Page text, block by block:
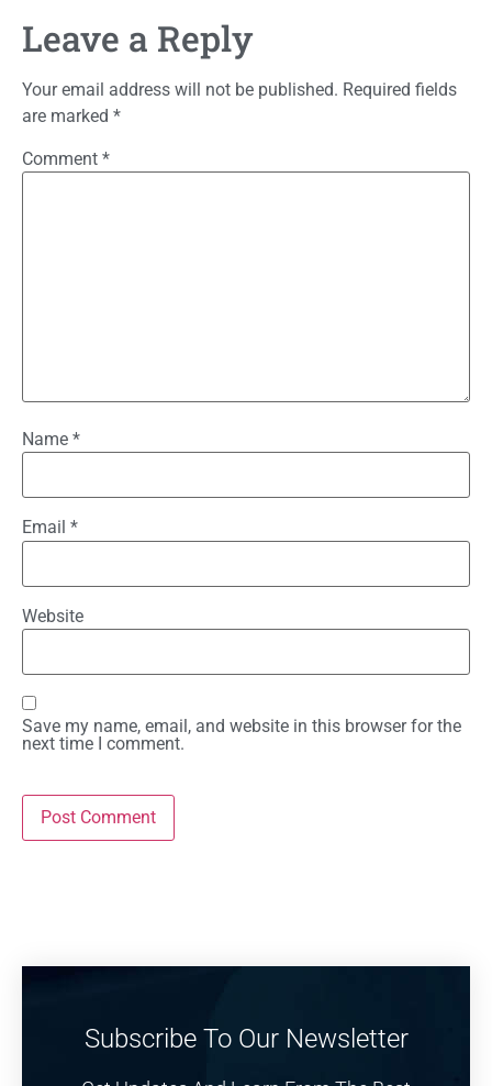
Leave a Reply
Your email address will not be published. Required fields
are marked *
Comment *
Name *
Email *
Website
Save my name, email, and website in this browser for the
next time I comment.
Subscribe To Our Newsletter